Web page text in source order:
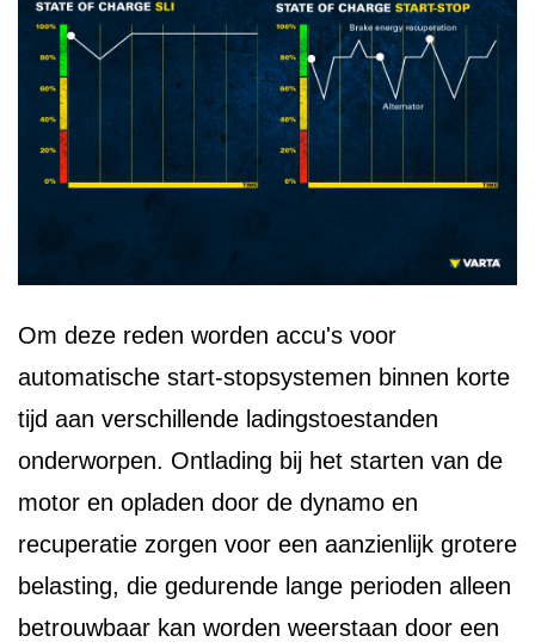
Om deze reden worden accu's voor
automatische start-stopsystemen binnen korte
tijd aan verschillende ladingstoestanden
onderworpen. Ontlading bij het starten van de
motor en opladen door de dynamo en
recuperatie zorgen voor een aanzienlijk grotere
belasting, die gedurende lange perioden alleen
betrouwbaar kan worden weerstaan door een